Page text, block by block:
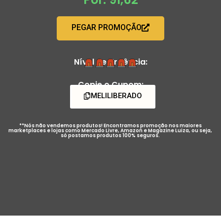
PEGAR PROMOÇÃO
Nível de Urgência:
Copie o Cupom:
MELILIBERADO
**Nós não vendemos produtos! Encontramos promoção nos maiores
marketplaces e lojas como Mercado Livre, Amazon e Magazine Luiza, ou seja,
só postamos produtos 100% seguros.